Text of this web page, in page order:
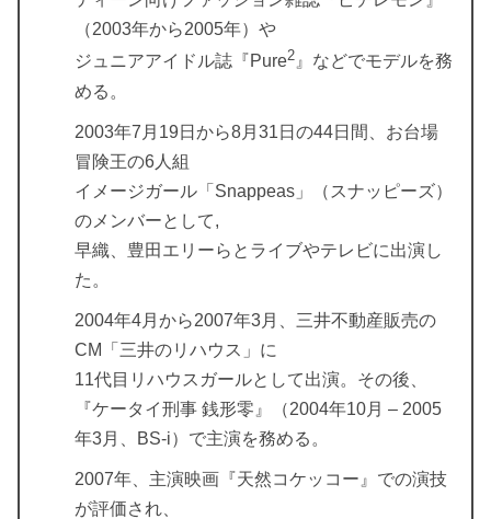
（2003年から2005年）や
ジュニアアイドル誌『Pure2』などでモデルを務
める。
2003年7月19日から8月31日の44日間、お台場
冒険王の6人組
イメージガール「Snappeas」（スナッピーズ）
のメンバーとして,
早織、豊田エリーらとライブやテレビに出演し
た。
2004年4月から2007年3月、三井不動産販売の
CM「三井のリハウス」に
11代目リハウスガールとして出演。その後、
『ケータイ刑事 銭形零』（2004年10月 – 2005
年3月、BS-i）で主演を務める。
2007年、主演映画『天然コケッコー』での演技
が評価され、